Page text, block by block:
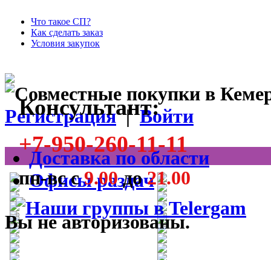
Что такое СП?
Как сделать заказ
Условия закупок
Консультант:
+7-950-260-11-11
пн-вс с9.00до21.00
Регистрация|Войти
Доставка по области
Офисы раздач
Вы не авторизованы.